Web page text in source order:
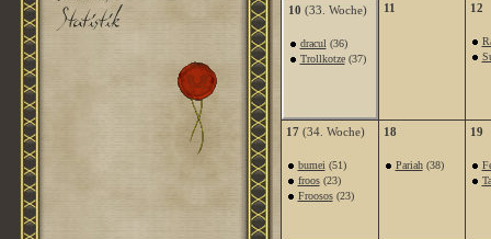
10 (33. Woche)
dracul (36)
Trollkotze(37)
11 12
17(34. Woche)
bumei (51)
froos(23)
Froosos(23)
18
Pariah(38)
19